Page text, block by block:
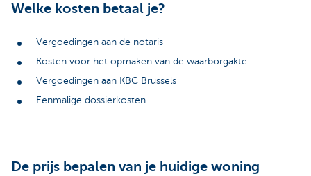
Welke kosten betaal je?
Vergoedingen aan de notaris
Kosten voor het opmaken van de waarborgakte
Vergoedingen aan KBC Brussels
Eenmalige dossierkosten
De prijs bepalen van je huidige woning